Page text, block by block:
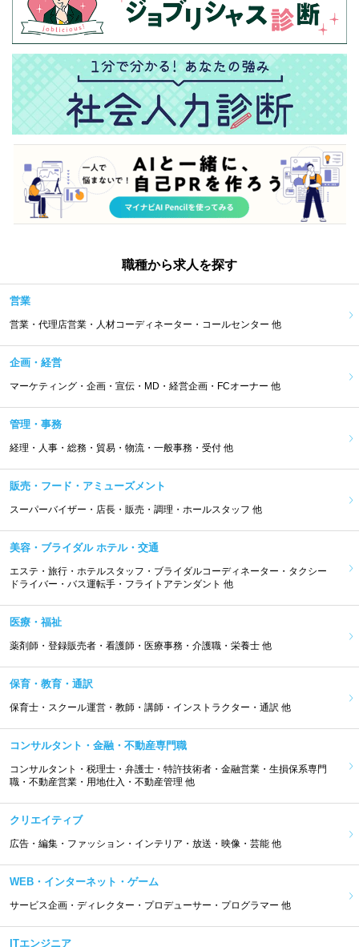
職種から求人を探す
営業
営業・代理店営業・人材コーディネーター・コールセンター 他
企画・経営
マーケティング・企画・宣伝・MD・経営企画・FCオーナー 他
管理・事務
経理・人事・総務・貿易・物流・一般事務・受付 他
販売・フード・アミューズメント
スーパーバイザー・店長・販売・調理・ホールスタッフ 他
美容・ブライダル ホテル・交通
エステ・旅行・ホテルスタッフ・ブライダルコーディネーター・タクシー
ドライバー・バス運転手・フライトアテンダント 他
医療・福祉
薬剤師・登録販売者・看護師・医療事務・介護職・栄養士 他
保育・教育・通訳
保育士・スクール運営・教師・講師・インストラクター・通訳 他
コンサルタント・金融・不動産専門職
コンサルタント・税理士・弁護士・特許技術者・金融営業・生損保系専門
職・不動産営業・用地仕入・不動産管理 他
クリエイティブ
広告・編集・ファッション・インテリア・放送・映像・芸能 他
WEB・インターネット・ゲーム
サービス企画・ディレクター・プロデューサー・プログラマー 他
ITエンジニア